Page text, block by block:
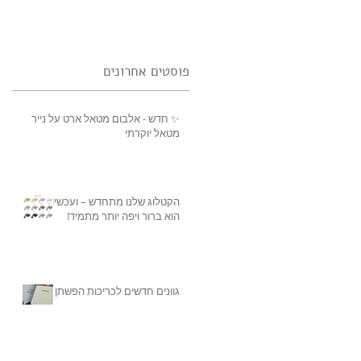
פוסטים אחרונים
✨ חדש - אלבום מטאל ארט על נייר
מטאל יוקרתי
הקטלוג שלנו מתחדש – ועכשיו
הוא ברור ויפה יותר מתמיד!
גוונים חדשים לכריכות הפשתן